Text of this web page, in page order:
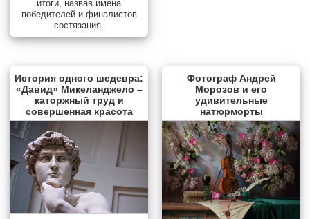
итоги, назвав имена
победителей и финалистов
состязания.
История одного шедевра:
«Давид» Микеланджело –
каторжный труд и
совершенная красота
Фотограф Андрей
Морозов и его
удивительные
натюрморты